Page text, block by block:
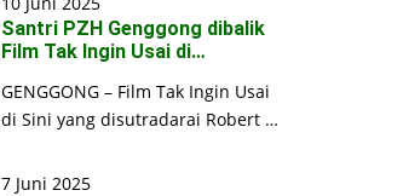
Santri PZH Genggong dibalik
Film Tak Ingin Usai di…
GENGGONG – Film Tak Ingin Usai
di Sini yang disutradarai Robert …
7 Juni 2025